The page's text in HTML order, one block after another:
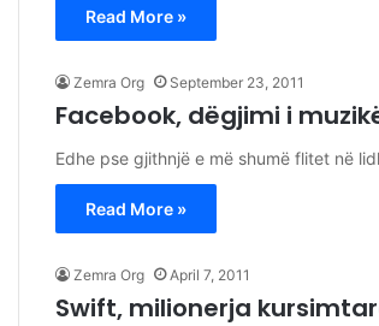
Read More »
Zemra Org September 23, 2011
Facebook, dëgjimi i
Edhe pse gjithnjë e më shumë flitet në
Read More »
Zemra Org April 7, 2011
Swift, milionerja